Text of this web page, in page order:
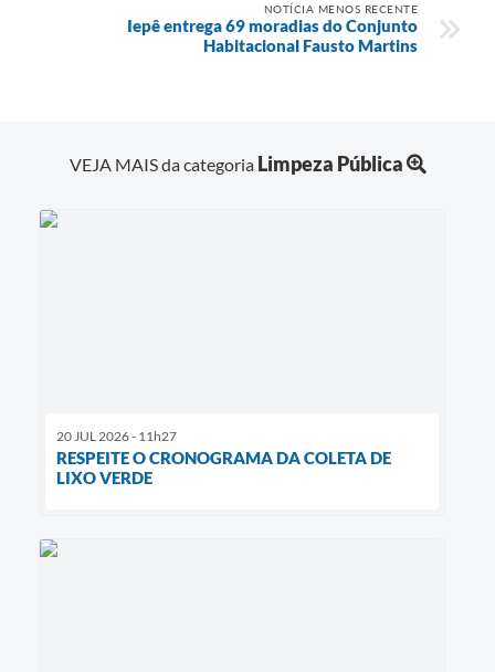
NOTÍCIA MENOS RECENTE
Iepê entrega 69 moradias do Conjunto
Habitacional Fausto Martins
VEJA MAIS da categoria Limpeza Pública
20 JUL 2026 - 11h27
RESPEITE O CRONOGRAMA DA COLETA DE
LIXO VERDE